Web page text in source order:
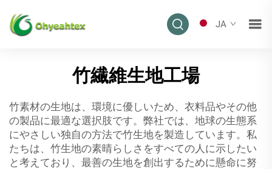
JA
竹繊維生地工場
竹素材の生地は、環境に優しいため、衣料品やその他
の製品に最適な選択肢です。弊社では、地球の生態系
にやさしい独自の方法で竹生地を製造しています。私
たちは、竹生地の素晴らしさをすべての人に示したい
と考えており、最善の生地を創出するために懸命に努